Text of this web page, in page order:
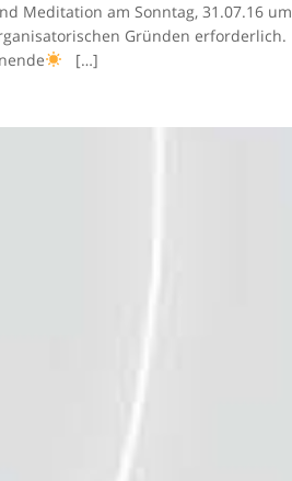
Meditation am Sonntag, 31.07.16 um
Gründen erforderlich.
[…]